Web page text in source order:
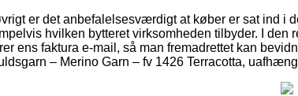
er det anbefalelsesværdigt at køber er sat ind i
hvilken bytteret virksomheden tilbyder. I den
ens faktura e-mail, så man fremadrettet kan
– Merino Garn – fv 1426 Terracotta,